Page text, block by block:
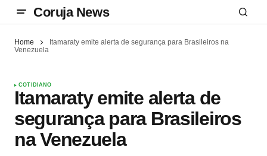
Coruja News
Home
Itamaraty emite alerta de segurança para Brasileiros na
Venezuela
COTIDIANO
Itamaraty emite alerta de
segurança para Brasileiros
na Venezuela